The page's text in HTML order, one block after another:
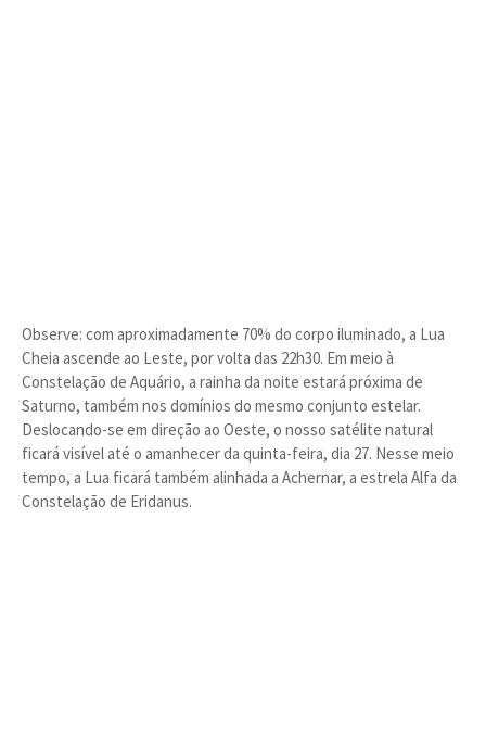
Observe: com aproximadamente 70% do corpo iluminado, a Lua
Cheia ascende ao Leste, por volta das 22h30. Em meio à
Constelação de Aquário, a rainha da noite estará próxima de
Saturno, também nos domínios do mesmo conjunto estelar.
Deslocando-se em direção ao Oeste, o nosso satélite natural
ficará visível até o amanhecer da quinta-feira, dia 27. Nesse meio
tempo, a Lua ficará também alinhada a Achernar, a estrela Alfa da
Constelação de Eridanus.